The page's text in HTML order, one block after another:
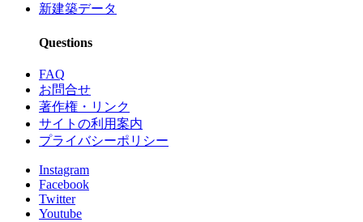
新建築データ
Questions
FAQ
お問合せ
著作権・リンク
サイトの利用案内
プライバシーポリシー
Instagram
Facebook
Twitter
Youtube